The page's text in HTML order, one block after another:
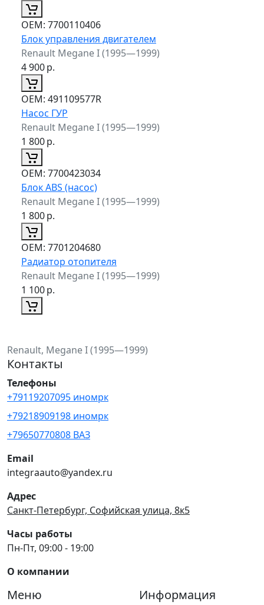
ОЕМ: 7700110406
Блок управления двигателем
Renault Megane I (1995—1999)
4 900р.
ОЕМ: 491109577R
Насос ГУР
Renault Megane I (1995—1999)
1 800р.
ОЕМ: 7700423034
Блок ABS (насос)
Renault Megane I (1995—1999)
1 800р.
ОЕМ: 7701204680
Радиатор отопителя
Renault Megane I (1995—1999)
1 100р.
Renault, Megane I (1995—1999)
Контакты
Телефоны
+79119207095 иномрк
+79218909198 иномрк
+79650770808 ВАЗ
Email
integraauto@yandex.ru
Адрес
Санкт-Петербург, Софийская улица, 8к5
Часы работы
Пн-Пт, 09:00 - 19:00
О компании
Меню Информация